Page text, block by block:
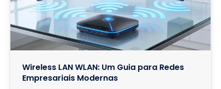
Wireless LAN WLAN: Um Guia para Redes
Empresariais Modernas